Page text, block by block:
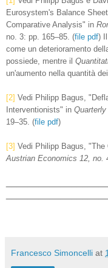
Eurosystem's Balance
Comparative Analysis" in
no. 3: pp. 165–85. (file pdf) Il
come un deterioramento
possiede, mentre il
un'aumento nella quantità
[2] Vedi Philipp Bagus,
Interventionists" in
19–35. (file pdf)
[3] Vedi Philipp Bagus,
Austrian Economics 12, no.
Francesco Simoncelli at